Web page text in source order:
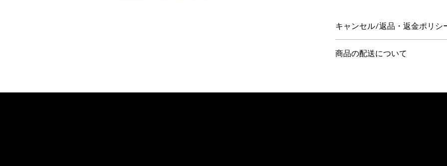
キャンセル/返品・返金ポリシ
商品の配送について